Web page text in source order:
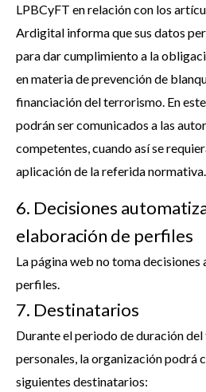
LPBCyFT en relación con los
Ardigital informa que sus datos
para dar cumplimiento a la
en materia de prevención de
financiación del terrorismo. En
podrán ser comunicados a las
competentes, cuando así se
aplicación de la referida normativa.
6. Decisiones
elaboración de perfiles
La página web no toma
perfiles.
7. Destinatarios
Durante el periodo de duración
personales, la organización podrá
siguientes destinatarios: